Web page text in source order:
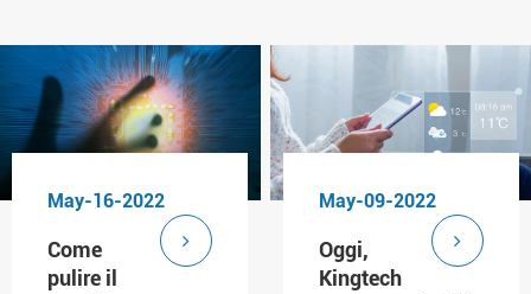
May-16-2022
Come
pulire il
May-09-2022
Oggi,
Kingtech